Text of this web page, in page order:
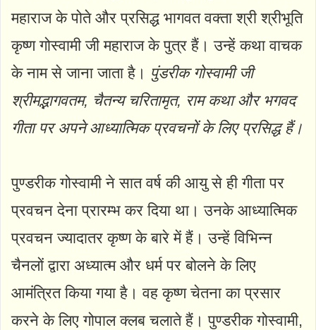
महाराज के पोते और प्रसिद्ध भागवत वक्ता श्री श्रीभूति
कृष्ण गोस्वामी जी महाराज के पुत्र हैं। उन्हें कथा वाचक
के नाम से जाना जाता है। पुंडरीक गोस्वामी जी
श्रीमद्भागवतम, चैतन्य चरितामृत, राम कथा और भगवद
गीता पर अपने आध्यात्मिक प्रवचनों के लिए प्रसिद्ध हैं।
पुण्डरीक गोस्वामी ने सात वर्ष की आयु से ही गीता पर
प्रवचन देना प्रारम्भ कर दिया था। उनके आध्यात्मिक
प्रवचन ज्यादातर कृष्ण के बारे में हैं। उन्हें विभिन्न
चैनलों द्वारा अध्यात्म और धर्म पर बोलने के लिए
आमंत्रित किया गया है। वह कृष्ण चेतना का प्रसार
करने के लिए गोपाल क्लब चलाते हैं। पुण्डरीक गोस्वामी,